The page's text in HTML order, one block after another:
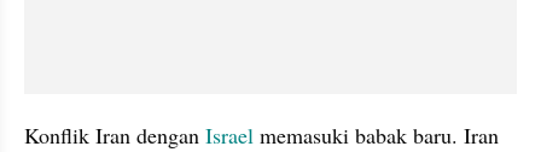
Konflik Iran dengan Israel memasuki babak baru. Iran